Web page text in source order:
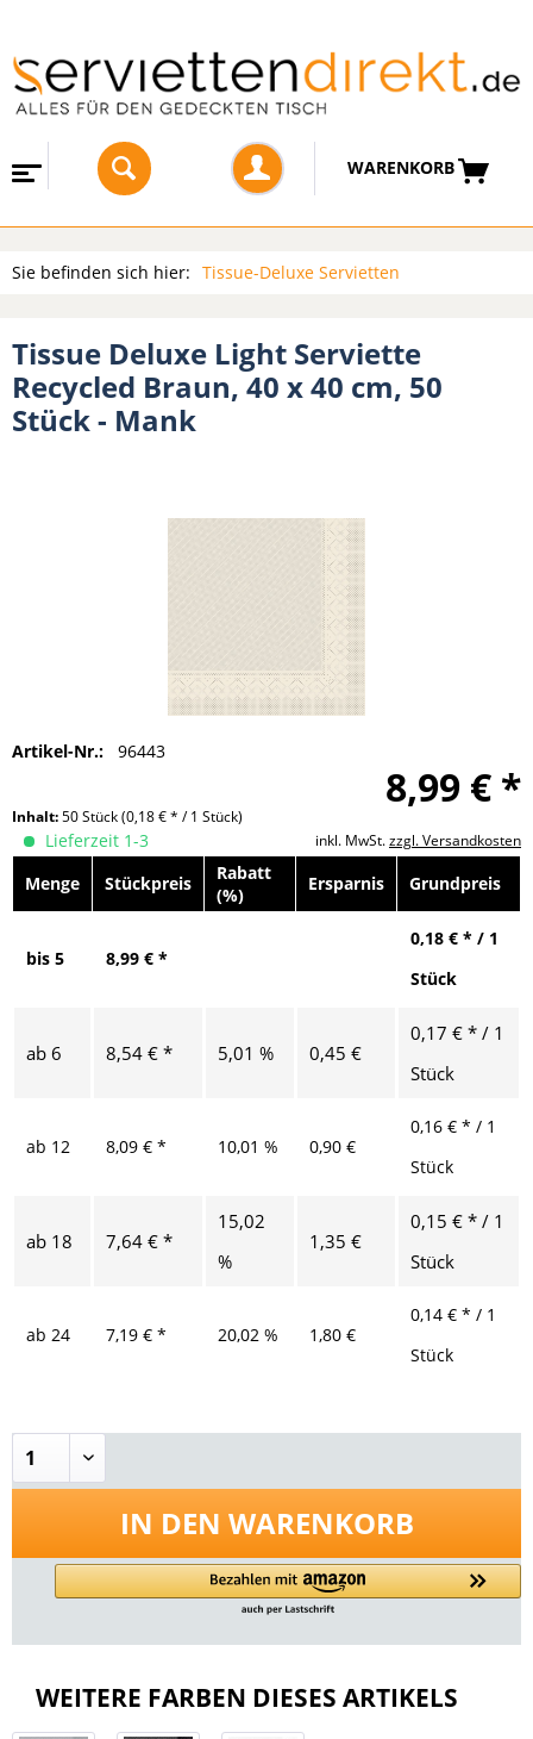
WARENKORB
Sie befinden sich hier: Tissue-Deluxe Servietten
Tissue Deluxe Light Serviette
Recycled Braun, 40 x 40 cm, 50
Stück - Mank
Artikel-Nr.: 96443
8,99 € *
Inhalt:50 Stück(0,18 € * / 1 Stück)
inkl. MwSt.zzgl. Versandkosten
Lieferzeit 1-3
Menge
Stückpreis
Rabatt
(%)
Ersparnis Grundpreis
bis 5 8,99 € *
0,18 € * / 1
Stück
ab 6 8,54 € * 5,01 % 0,45 €
0,17 € * / 1
Stück
ab 12 8,09 € * 10,01 % 0,90 €
0,16 € * / 1
Stück
ab 18 7,64 € *
15,02
%
1,35 €
0,15 € * / 1
Stück
ab 24 7,19 € * 20,02 % 1,80 €
0,14 € * / 1
Stück
IN DEN WARENKORB
WEITERE FARBEN DIESES ARTIKELS